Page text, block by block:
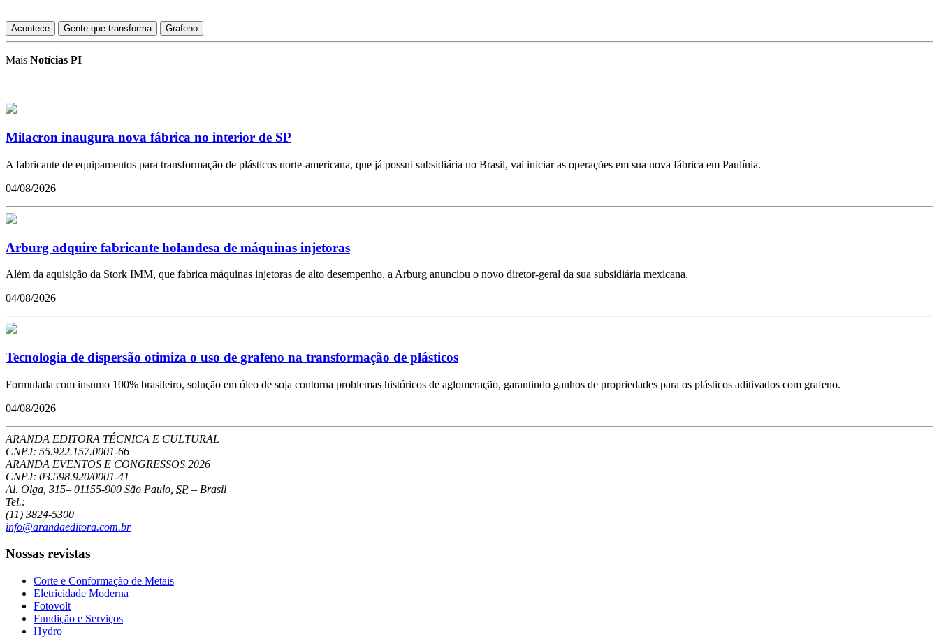
Acontece Gente que transforma Grafeno
Mais Notícias PI
Milacron inaugura nova fábrica no interior de SP
A fabricante de equipamentos para transformação de plásticos norte-americana, que já possui subsidiária no Brasil, vai iniciar as operações em sua nova fábrica em Paulínia.
04/08/2026
Arburg adquire fabricante holandesa de máquinas injetoras
Além da aquisição da Stork IMM, que fabrica máquinas injetoras de alto desempenho, a Arburg anunciou o novo diretor-geral da sua subsidiária mexicana.
04/08/2026
Tecnologia de dispersão otimiza o uso de grafeno na transformação de plásticos
Formulada com insumo 100% brasileiro, solução em óleo de soja contorna problemas históricos de aglomeração, garantindo ganhos de propriedades para os plásticos aditivados com grafeno.
04/08/2026
ARANDA EDITORA TÉCNICA E CULTURAL
CNPJ: 55.922.157.0001-66
ARANDA EVENTOS E CONGRESSOS 2026
CNPJ: 03.598.920/0001-41
Al. Olga, 315– 01155-900 São Paulo SP – Brasil
Tel.:
(11) 3824-5300
info@arandaeditora.com.br
Nossas revistas
Corte e Conformação de Metais
Eletricidade Moderna
Fotovolt
Fundição e Serviços
Hydro